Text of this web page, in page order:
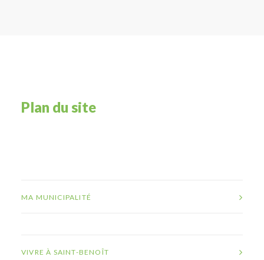
Plan du site
MA MUNICIPALITÉ
VIVRE À SAINT-BENOÎT